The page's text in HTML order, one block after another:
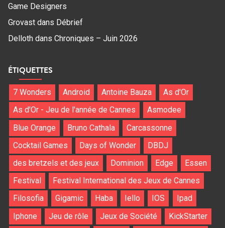
Game Designers
Grovast dans Débrief
Delloth dans Chroniques – Juin 2026
ÉTIQUETTES
7 Wonders Android Antoine Bauza
As d'Or
As d'Or - Jeu de l'année de Cannes
Asmodee
Blue Orange
Bruno Cathala
Carcassonne
Cocktail Games
Days of Wonder
DBDJ
des bretzels et des jeux
Dominion Edge
Essen
Festival
Festival International des Jeux de Cannes
Filosofia
Gigamic Haba Iello IOS
Ipad
Iphone
Jeu de rôle Jeux de Société KickStarter